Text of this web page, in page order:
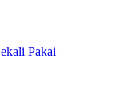
Pakai